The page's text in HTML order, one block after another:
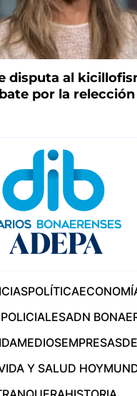
disputa al
por la relección
POLÍTICA
POLICIALESADN
MEDIOSEMPRESAS
Y SALUD HOY